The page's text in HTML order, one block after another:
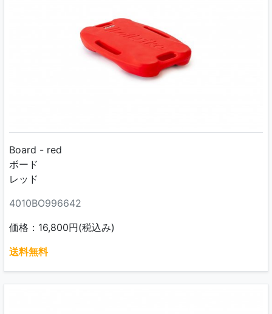
Board - red
ボード
レッド
4010BO996642
価格：16,800円(税込み)
送料無料